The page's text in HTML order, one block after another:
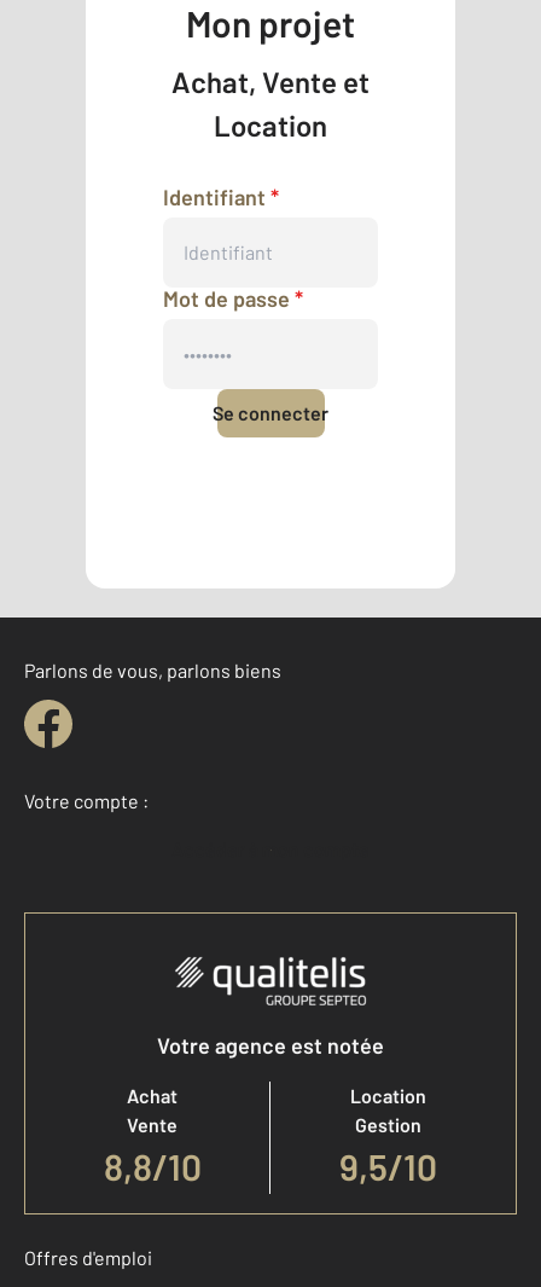
Mon projet
Achat, Vente et
Location
Identifiant *
Mot de passe *
Se connecter
Parlons de vous, parlons biens
Votre compte :
Accéder à mon compte
Votre agence est notée
Achat
Vente
8,8/10
Location
Gestion
9,5/10
Offres d'emploi